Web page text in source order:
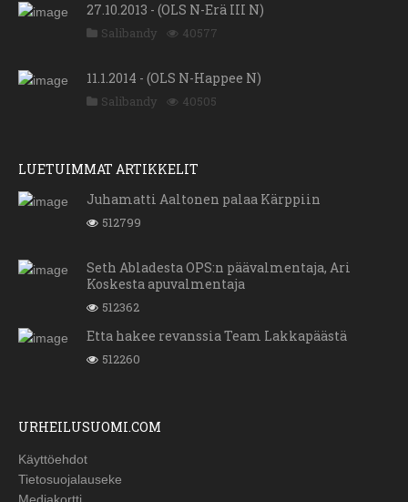
27.10.2013 - (OLS N-Erä III N)
Salibandy 40577
11.1.2014 - (OLS N-Happee N)
Salibandy 40505
LUETUIMMAT ARTIKKELIT
Juhamatti Aaltonen palaa Kärppiin
512799
Seth Abladesta OPS:n päävalmentaja, Ari
Koskesta apuvalmentaja
512362
Etta hakee revanssia Team Lakkapäästä
512260
URHEILUSUOMI.COM
Käyttöehdot
Tietosuojalauseke